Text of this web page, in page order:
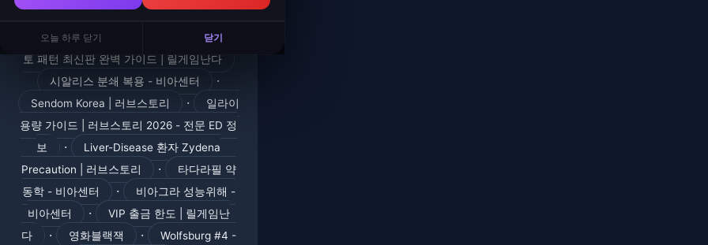
· ·
핵심 팁 완벽 가이드 | 릴게임난다
야마
토 패턴 최신판 완벽 가이드 | 릴게임난다
시알리스 분쇄 복용 - 비아센터
·
Sendom Korea | 러브스토리 ·
일라이
용량 가이드 | 러브스토리 2026 - 전문 ED 정
보
·
Liver-Disease 환자 Zydena
Precaution | 러브스토리
·
타다라필 약
동학 - 비아센터
·
비아그라 성능위해 -
비아센터
·
VIP 출금 한도 | 릴게임난
다
· 영화블랙잭 · Wolfsburg #4 -
오늘 하루 닫기 닫기